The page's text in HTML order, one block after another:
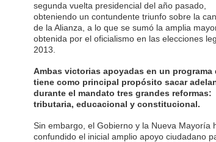
segunda vuelta presidencial del año pasado,
obteniendo un contundente triunfo sobre la
de la Alianza, a lo que se sumó la amplia
obtenida por el oficialismo en las elecciones
2013.
Ambas victorias apoyadas en un programa
tiene como principal propósito sacar
durante el mandato tres grandes reformas:
tributaria, educacional y constitucional.
Sin embargo, el Gobierno y la Nueva Mayoría
confundido el inicial amplio apoyo ciudadano